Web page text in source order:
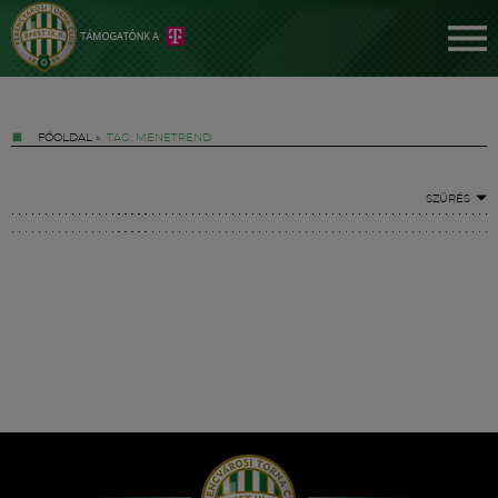
FŐOLDAL » TAG: MENETREND
SZŰRÉS
Hírek